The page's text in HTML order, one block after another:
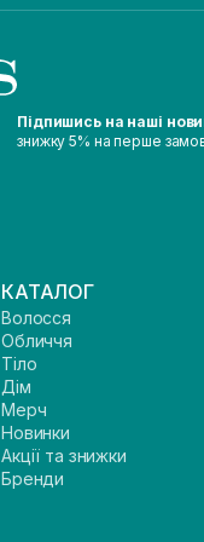
Підпишись на наші
знижку 5% на перше
КАТАЛОГ
Волосся
Обличчя
Тіло
Дім
Мерч
Новинки
Акції та знижки
Бренди